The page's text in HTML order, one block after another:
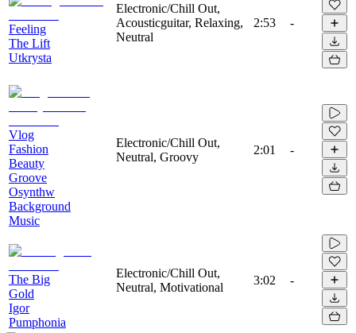
Feeling
The Lift
Utkrysta
Electronic/Chill Out,
Acousticguitar, Relaxing,
Neutral
2:53 -
Vlog
Fashion
Beauty
Groove
Osynthw
Background
Music
Electronic/Chill Out,
Neutral, Groovy
2:01 -
The Big
Gold
Igor
Pumphonia
Electronic/Chill Out,
Neutral, Motivational
3:02 -